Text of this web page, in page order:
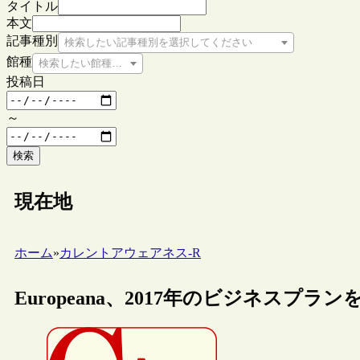
タイトル
本文
記事種別
検索したい記事種別を選択してください
館種 検索したい館種を選択してください
投稿日
～
検索
現在地
ホーム»カレントアウェアネス-R
Europeana、2017年のビジネスプラン